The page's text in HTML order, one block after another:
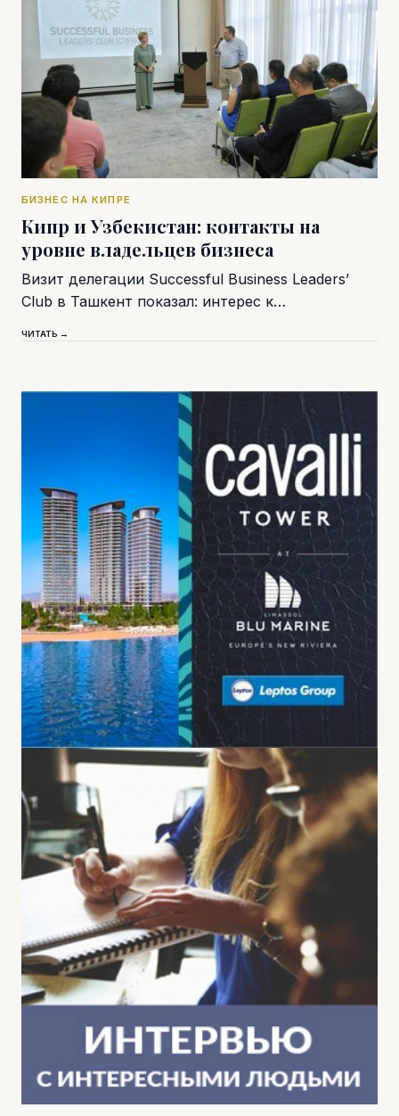
БИЗНЕС НА КИПРЕ
Кипр и Узбекистан: контакты на
уровне владельцев бизнеса
Визит делегации Successful Business Leaders’
Club в Ташкент показал: интерес к…
ЧИТАТЬ →